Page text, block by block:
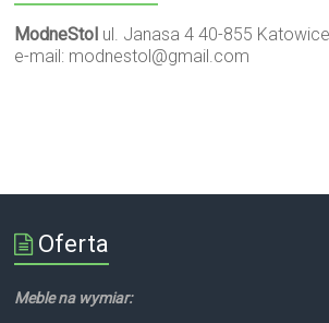
ModneStol ul. Janasa 4 40-855
e-mail: modnestol@gmail.com
Oferta
Meble na wymiar: